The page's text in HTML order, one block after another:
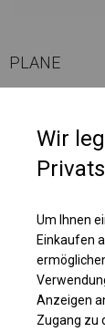
PLANE
580 g/m². Es ist
Diese Art von
in
Wir
Um Ihnen
Einkaufen
Anzeigen
Zugang zu